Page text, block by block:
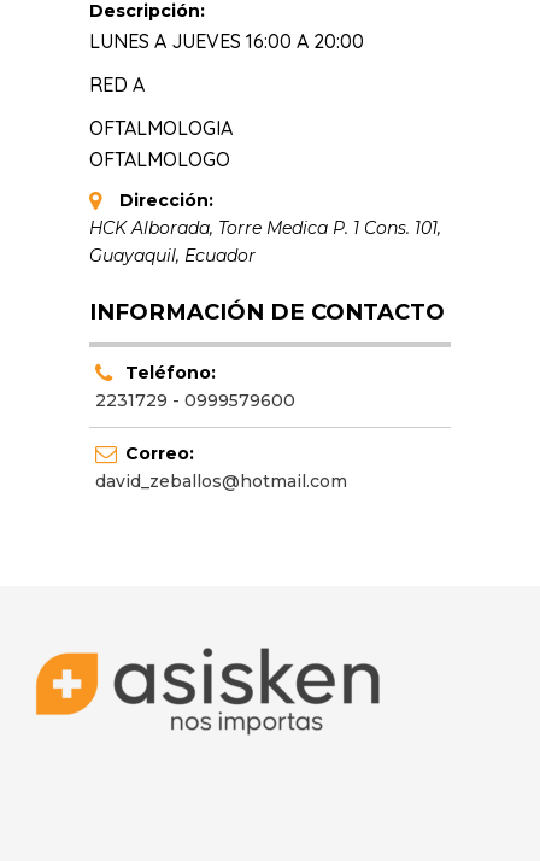
Descripción:
LUNES A JUEVES 16:00 A 20:00
RED A
OFTALMOLOGIA
OFTALMOLOGO
Dirección:
HCK Alborada, Torre Medica P. 1 Cons. 101,
Guayaquil, Ecuador
INFORMACIÓN DE CONTACTO
Teléfono:
2231729 - 0999579600
Correo:
david_zeballos@hotmail.com